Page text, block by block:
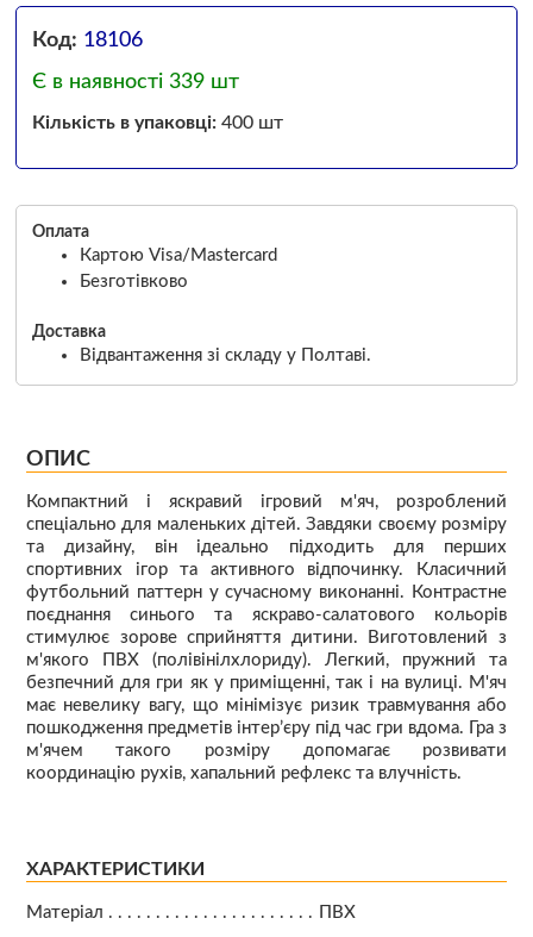
Код: 18106
Є в наявності 339 шт
Кількість в упаковці:400 шт
Оплата
Картою Visa/Mastercard
Безготівково
Доставка
Відвантаження зі складу у Полтаві.
ОПИС
Компактний і яскравий ігровий м'яч, розроблений
спеціально для маленьких дітей. Завдяки своєму розміру
та дизайну, він ідеально підходить для перших
спортивних ігор та активного відпочинку. Класичний
футбольний паттерн у сучасному виконанні. Контрастне
поєднання синього та яскраво-салатового кольорів
стимулює зорове сприйняття дитини. Виготовлений з
м'якого ПВХ (полівінілхлориду). Легкий, пружний та
безпечний для гри як у приміщенні, так і на вулиці. М'яч
має невелику вагу, що мінімізує ризик травмування або
пошкодження предметів інтер’єру під час гри вдома. Гра з
м'ячем такого розміру допомагає розвивати
координацію рухів, хапальний рефлекс та влучність.
ХАРАКТЕРИСТИКИ
Матеріал
ПВХ